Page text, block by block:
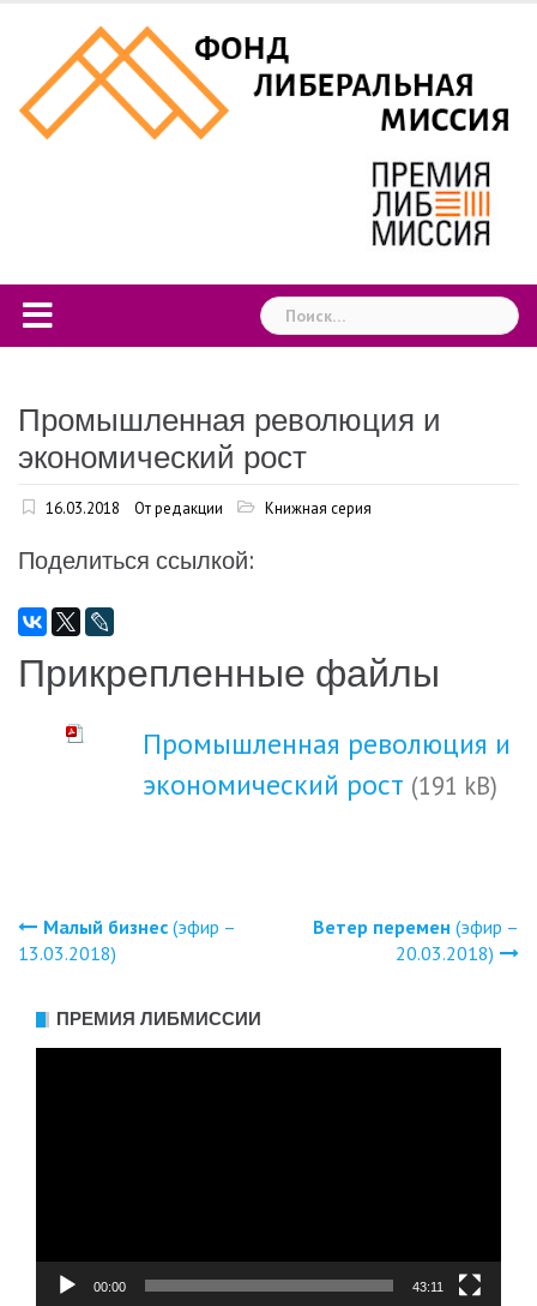
content
Найти:
Промышленная революция и
экономический рост
16.03.2018 От редакции Книжная серия
Поделиться ссылкой:
Прикрепленные файлы
Промышленная революция и
экономический рост (191 kB)
Навигация
по
записям
Малый бизнес (эфир –
13.03.2018)
Ветер перемен (эфир –
20.03.2018)
ПРЕМИЯ ЛИБМИССИИ
00:00 43:11